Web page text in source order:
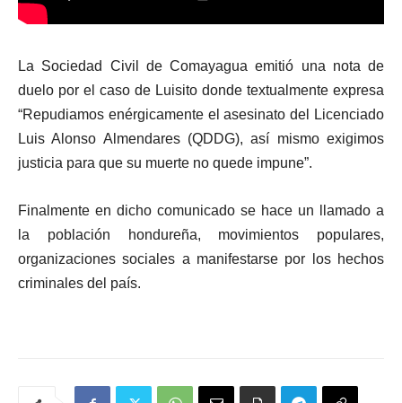
La Sociedad Civil de Comayagua emitió una nota de
duelo por el caso de Luisito donde textualmente expresa
“Repudiamos enérgicamente el asesinato del Licenciado
Luis Alonso Almendares (QDDG), así mismo exigimos
justicia para que su muerte no quede impune”.
Finalmente en dicho comunicado se hace un llamado a
la población hondureña, movimientos populares,
organizaciones sociales a manifestarse por los hechos
criminales del país.